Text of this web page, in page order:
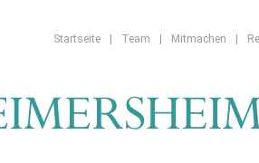
Startseite Team Mitmachen